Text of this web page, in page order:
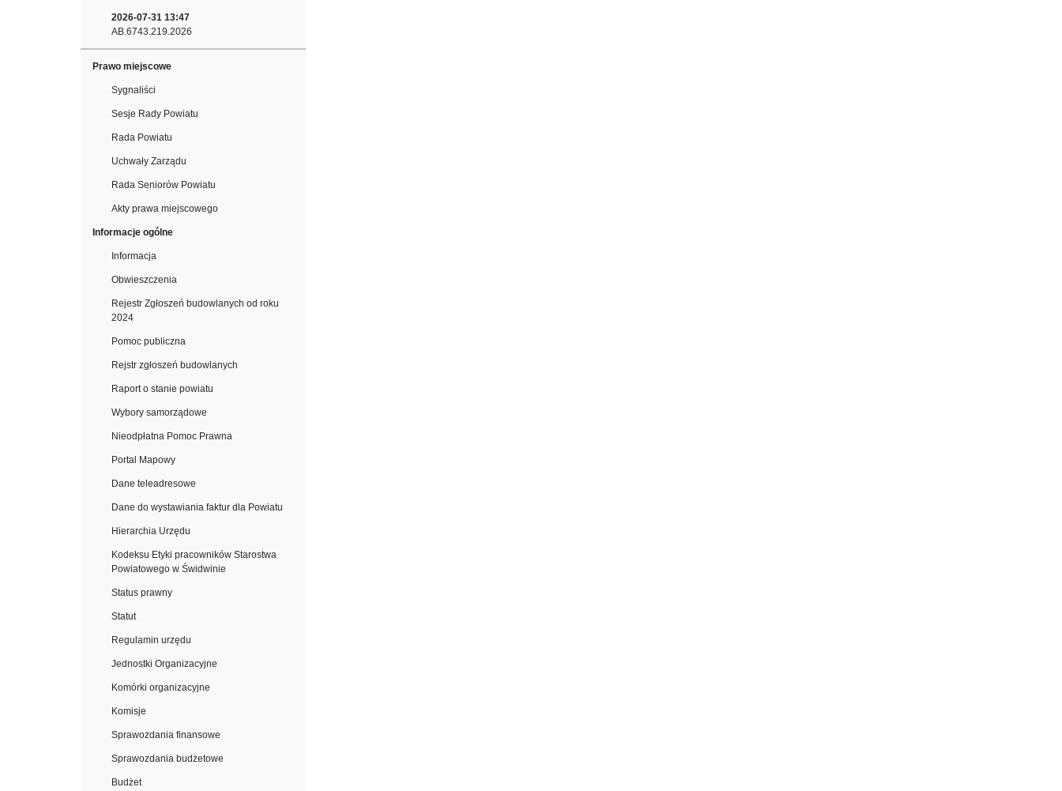
2026-07-31 13:47
AB.6743.219.2026
Prawo miejscowe
Sygnaliści
Sesje Rady Powiatu
Rada Powiatu
Uchwały Zarządu
Rada Seniorów Powiatu
Akty prawa miejscowego
Informacje ogólne
Informacja
Obwieszczenia
Rejestr Zgłoszeń budowlanych od roku
2024
Pomoc publiczna
Rejstr zgłoszeń budowlanych
Raport o stanie powiatu
Wybory samorządowe
Nieodpłatna Pomoc Prawna
Portal Mapowy
Dane teleadresowe
Dane do wystawiania faktur dla Powiatu
Hierarchia Urzędu
Kodeksu Etyki pracowników Starostwa
Powiatowego w Świdwinie
Status prawny
Statut
Regulamin urzędu
Jednostki Organizacyjne
Komórki organizacyjne
Komisje
Sprawozdania finansowe
Sprawozdania budżetowe
Budżet